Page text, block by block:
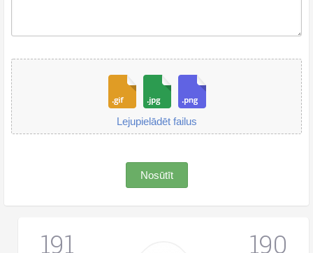
Lejupielādēt failus
Nosūtīt
191 190